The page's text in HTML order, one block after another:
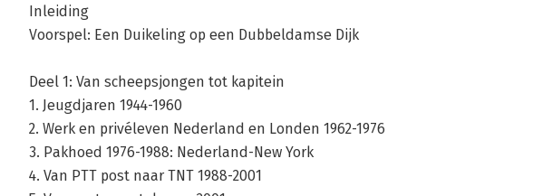
Inleiding
Voorspel: Een Duikeling op een Dubbeldamse Dijk
Deel 1: Van scheepsjongen tot kapitein
1. Jeugdjaren 1944-1960
2. Werk en privéleven Nederland en Londen 1962-1976
3. Pakhoed 1976-1988: Nederland-New York
4. Van PTT post naar TNT 1988-2001